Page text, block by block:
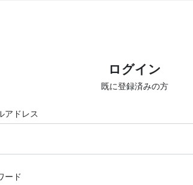
ログイン
既に登録済みの方
アドレス
ード